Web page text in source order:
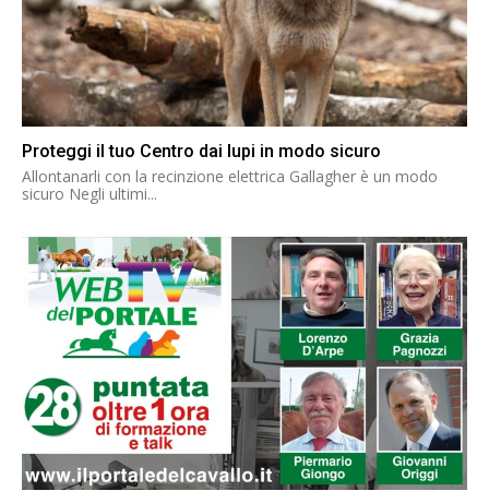
Proteggi il tuo Centro dai lupi in modo sicuro
Allontanarli con la recinzione elettrica Gallagher è un modo
sicuro Negli ultimi...